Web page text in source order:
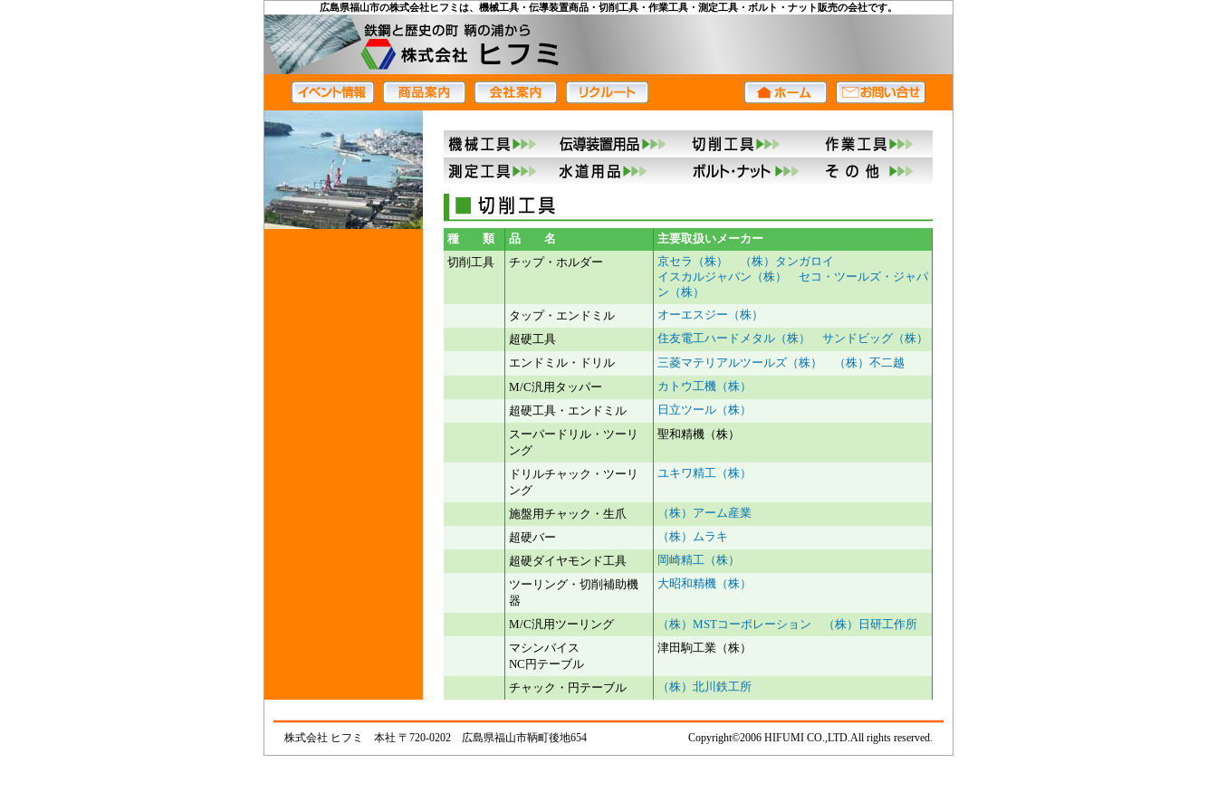
広島県福山市の株式会社ヒフミは、機械工具・伝導装置商品・切削工具・作業工具・測定工具・ボルト・ナット販売の会社です。
種 類 品 名
主要取扱いメーカー
切削工具
チップ・ホルダー 京セラ（株）
（株）タンガロイ
イスカルジャパン（株） セコ・ツールズ・ジャパ
ン（株）
タップ・エンドミル
オーエスジー（株）
超硬工具
住友電工ハードメタル（株） サンドビッグ（株）
エンドミル・ドリル
三菱マテリアルツールズ（株）
（株）不二越
M/C汎用タッパー
カトウ工機（株）
超硬工具・エンドミル
日立ツール（株）
スーパードリル・ツーリ
ング
聖和精機（株）
ドリルチャック・ツーリ
ング
ユキワ精工（株）
施盤用チャック・生爪
（株）アーム産業
超硬バー
（株）ムラキ
超硬ダイヤモンド工具
岡崎精工（株）
ツーリング・切削補助機
器
大昭和精機（株）
M/C汎用ツーリング （株）MSTコーポレーション
（株）日研工作所
マシンバイス
NC円テーブル
津田駒工業（株）
チャック・円テーブル （株）北川鉄工所
株式会社 ヒフミ 本社 〒720-0202 広島県福山市鞆町後地654 Copyright©2006 HIFUMI CO.,LTD.All rights reserved.